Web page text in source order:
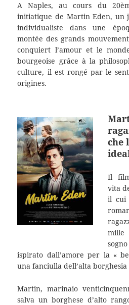
A Naples, au cours du
initiatique de Martin Eden, un
individualiste dans une
montée des grands
conquiert l’amour et le
bourgeoise grâce à la
culture, il est rongé par le
origines.
che
Il
vita
il cui
mille
ispirato dall’amore per la «
una fanciulla dell’alta
Martin, marinaio
salva un borghese d’alto